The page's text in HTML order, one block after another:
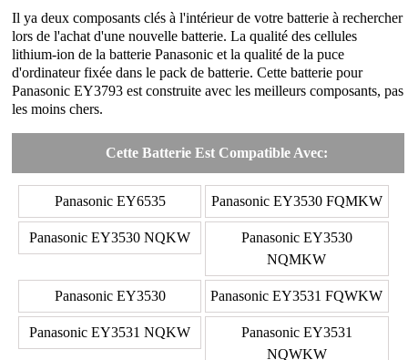
Il ya deux composants clés à l'intérieur de votre batterie à rechercher
lors de l'achat d'une nouvelle batterie. La qualité des cellules
lithium-ion de la batterie Panasonic et la qualité de la puce
d'ordinateur fixée dans le pack de batterie. Cette batterie pour
Panasonic EY3793 est construite avec les meilleurs composants, pas
les moins chers.
Cette Batterie Est Compatible Avec:
Panasonic EY6535 Panasonic EY3530 FQMKW
Panasonic EY3530 NQKW
Panasonic EY3530
NQMKW
Panasonic EY3530 Panasonic EY3531 FQWKW
Panasonic EY3531 NQKW
Panasonic EY3531
NQWKW